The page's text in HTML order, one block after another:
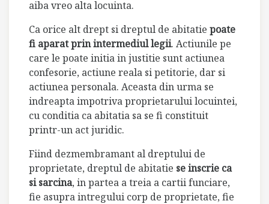
aiba vreo alta locuinta.
Ca orice alt drept si dreptul de abitatie poate
fi aparat prin intermediul legii. Actiunile pe
care le poate initia in justitie sunt actiunea
confesorie, actiune reala si petitorie, dar si
actiunea personala. Aceasta din urma se
indreapta impotriva proprietarului locuintei,
cu conditia ca abitatia sa se fi constituit
printr-un act juridic.
Fiind dezmembramant al dreptului de
proprietate, dreptul de abitatie se inscrie ca
si sarcina, in partea a treia a cartii funciare,
fie asupra intregului corp de proprietate, fie